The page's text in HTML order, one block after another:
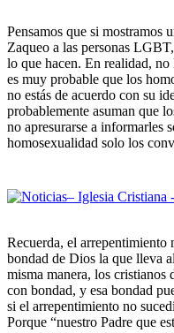
Pensamos que si mostramos
Zaqueo a las personas
lo que hacen. En realidad, no
es muy probable que los
no estás de acuerdo con su
probablemente asuman que
no apresurarse a informarles
homosexualidad solo los
Recuerda, el arrepentimiento
bondad de Dios la que lleva
misma manera, los
con bondad, y esa bondad
si el arrepentimiento no
Porque “nuestro Padre que